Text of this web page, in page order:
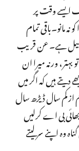
ایسے وقت پر
مانو۔باقی تمام
ہے۔ عن قریب
ورنہ میرا ان
ہیں کہ اگر میں
از کم سال ڈیڑھ سال
بی اے کرلیں
وہ اپنے سرلیتے